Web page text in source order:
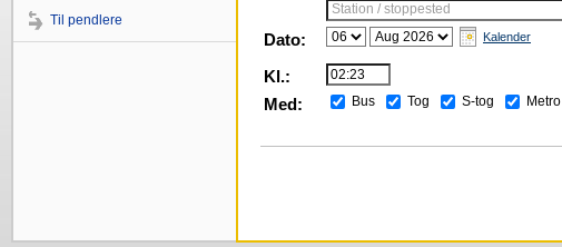
Til pendlere
Station / stoppested
Dato: Kalender
Kl.:
Med:
Bus Tog S-tog Metro